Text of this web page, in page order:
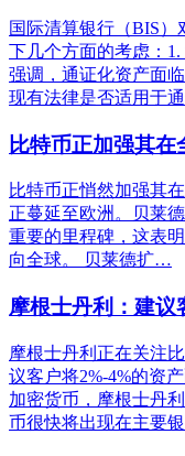
国际清算银行（BIS
下几个方面的考虑：
强调，通证化资产面
现有法律是否适用于
比特币正加强其
比特币正悄然加强其
正蔓延至欧洲。贝莱
重要的里程碑，这表
向全球。 贝莱德扩…
摩根士丹利：建
摩根士丹利正在关注
议客户将2%-4%的资
加密货币，摩根士丹
币很快将出现在主要